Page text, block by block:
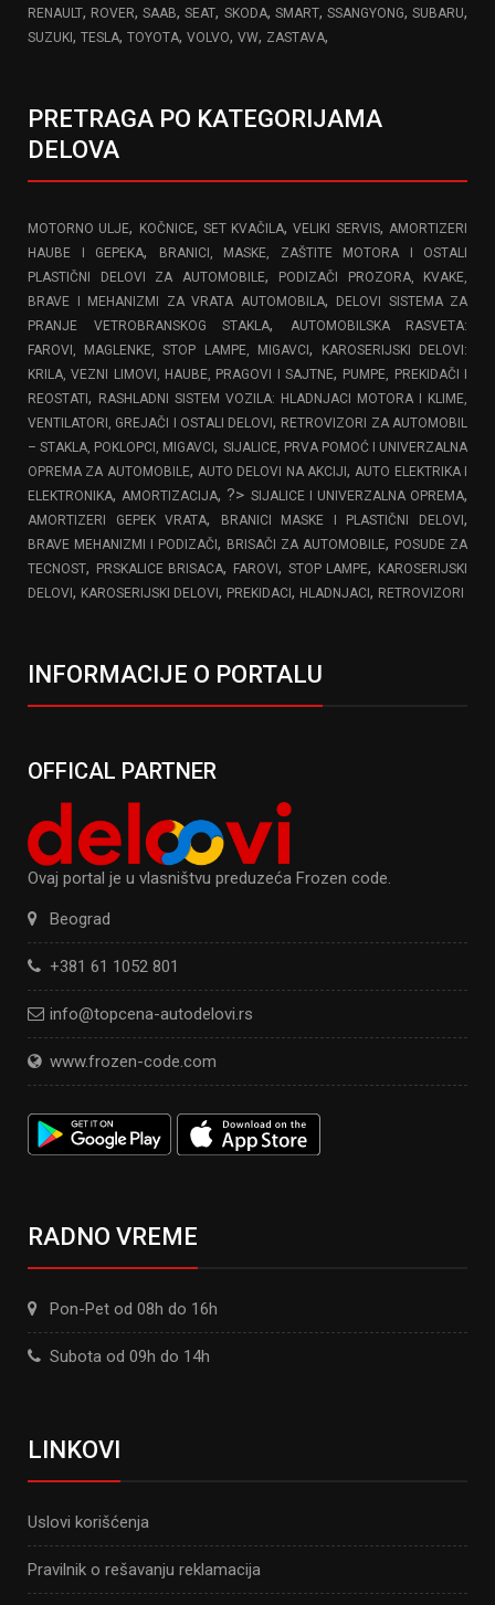
RENAULT, ROVER,SAAB,SEAT, SKODA, SMART, SSANGYONG,SUBARU,
SUZUKI, TESLA, TOYOTA, VOLVO, VW, ZASTAVA,
PRETRAGA PO KATEGORIJAMA
DELOVA
MOTORNO ULJE, KOČNICE, SET KVAČILA,VELIKI SERVIS,AMORTIZERI
HAUBE I GEPEKA,
BRANICI, MASKE, ZAŠTITE MOTORA I OSTALI
PLASTIČNI DELOVI ZA AUTOMOBILE,
PODIZAČI PROZORA, KVAKE,
BRAVE I MEHANIZMI ZA VRATA AUTOMOBILA,
DELOVI SISTEMA ZA
PRANJE VETROBRANSKOG STAKLA,
AUTOMOBILSKA RASVETA:
FAROVI, MAGLENKE, STOP LAMPE, MIGAVCI,
KAROSERIJSKI DELOVI:
KRILA, VEZNI LIMOVI, HAUBE, PRAGOVI I SAJTNE, PUMPE, PREKIDAČI I
REOSTATI, RASHLADNI SISTEM VOZILA: HLADNJACI MOTORA I KLIME,
VENTILATORI, GREJAČI I OSTALI DELOVI, RETROVIZORI ZA AUTOMOBIL
– STAKLA, POKLOPCI, MIGAVCI, SIJALICE, PRVA POMOĆ I UNIVERZALNA
OPREMA ZA AUTOMOBILE,AUTO DELOVI NA AKCIJI,AUTO ELEKTRIKA I
ELEKTRONIKA,AMORTIZACIJA, ?> SIJALICE I UNIVERZALNA OPREMA,
AMORTIZERI GEPEK VRATA, BRANICI MASKE I PLASTIČNI DELOVI,
BRAVE MEHANIZMI I PODIZAČI, BRISAČI ZA AUTOMOBILE, POSUDE ZA
TECNOST, PRSKALICE BRISACA, FAROVI, STOP LAMPE, KAROSERIJSKI
DELOVI, KAROSERIJSKI DELOVI, PREKIDACI, HLADNJACI, RETROVIZORI
INFORMACIJE O PORTALU
OFFICAL PARTNER
Ovaj portal je u vlasništvu preduzeća Frozen code.
Beograd
+381 61 1052 801
info@topcena-autodelovi.rs
www.frozen-code.com
RADNO VREME
Pon-Pet od 08h do 16h
Subota od 09h do 14h
LINKOVI
Uslovi korišćenja
Pravilnik o rešavanju reklamacija